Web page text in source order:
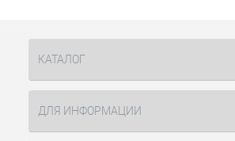
коричневые 10шт.
КАТАЛОГ
ДЛЯ ИНФОРМАЦИИ